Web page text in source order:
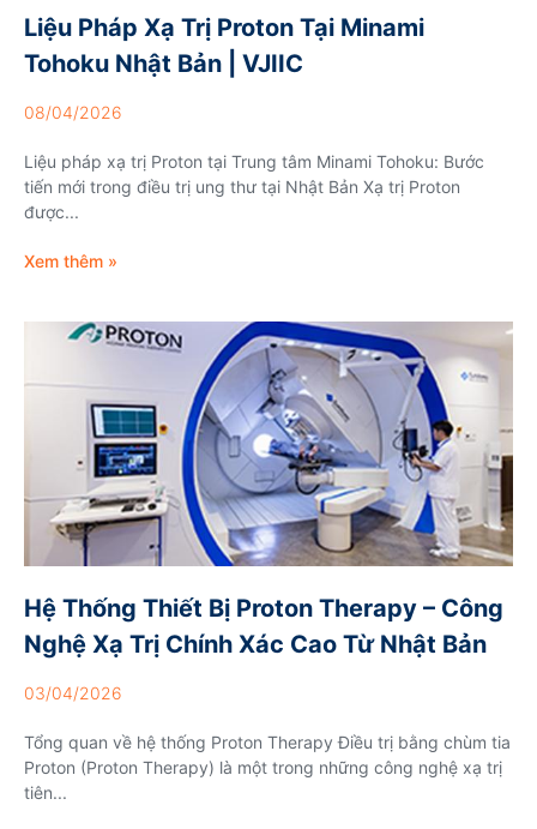
Liệu Pháp Xạ Trị Proton Tại Minami
Tohoku Nhật Bản | VJIIC
08/04/2026
Liệu pháp xạ trị Proton tại Trung tâm Minami Tohoku: Bước
tiến mới trong điều trị ung thư tại Nhật Bản Xạ trị Proton
được...
Xem thêm »
Hệ Thống Thiết Bị Proton Therapy – Công
Nghệ Xạ Trị Chính Xác Cao Từ Nhật Bản
03/04/2026
Tổng quan về hệ thống Proton Therapy Điều trị bằng chùm tia
Proton (Proton Therapy) là một trong những công nghệ xạ trị
tiên...